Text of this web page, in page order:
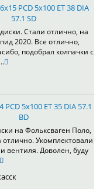
PCD 5x100 ET 38 DIA
57.1 SD
Стали отлично, на
2020. Все отлично,
подобрал колпачки с
PCD 5x100 ET 35 DIA 57.1
BD
на Фольксваген Поло,
отлично. Укомплектовали
вентиля. Доволен, буду